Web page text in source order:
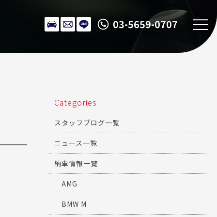
03-5659-0707
Categories
スタッフブログ一覧
ニュース一覧
納車情報一覧
AMG
BMW M